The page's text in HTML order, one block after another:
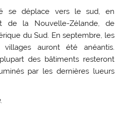
se déplace vers le sud, en
de la Nouvelle-Zélande, de
du Sud. En septembre, les
auront été anéantis.
des bâtiments resteront
par les dernières lueurs